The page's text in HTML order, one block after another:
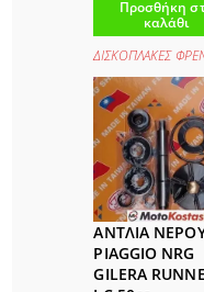
Προσθήκη
καλάθι
ΔΙΣΚΟΠΛΑΚΕΣ
ΑΝΤΛΙΑ
PIAGGIO NRG
GILERA